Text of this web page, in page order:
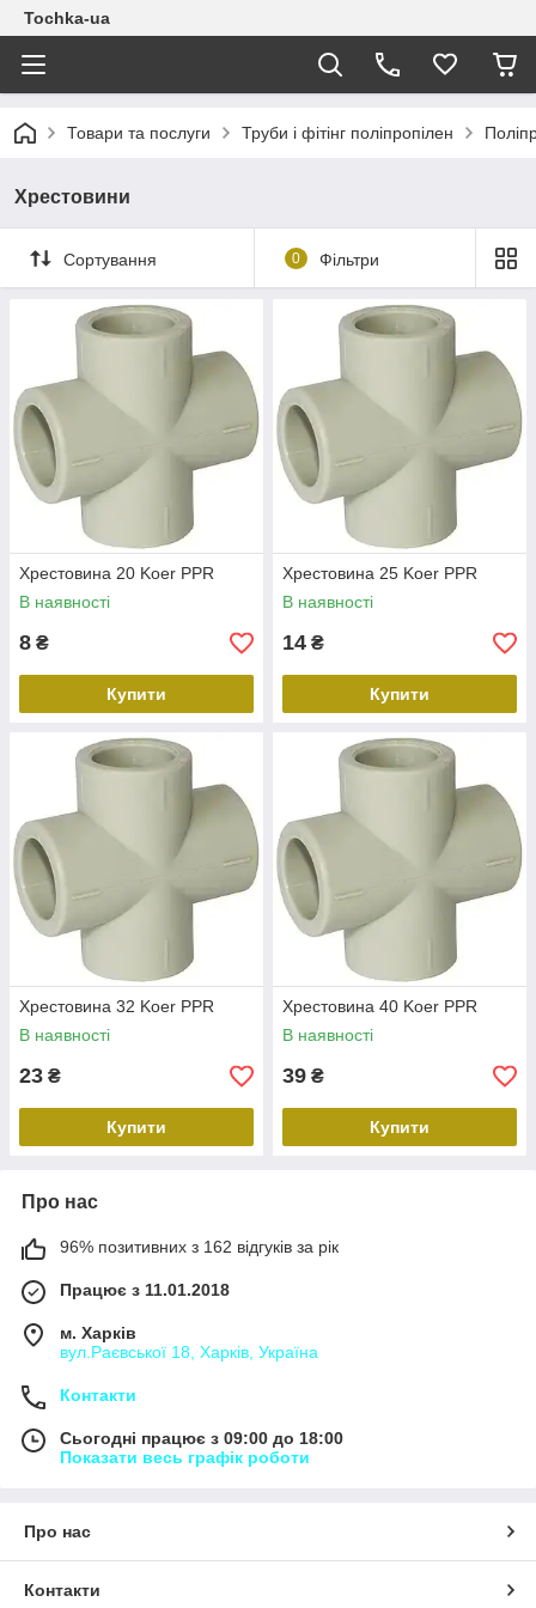
Tochka-ua
Товари та послуги Труби і фітінг поліпропілен
Хрестовини
Сортування 0 Фільтри
Хрестовина 20 Koer PPR
В наявності
8 ₴
Купити
Хрестовина 25 Koer PPR
В наявності
14 ₴
Купити
Хрестовина 32 Koer PPR
В наявності
23 ₴
Купити
Хрестовина 40 Koer PPR
В наявності
39 ₴
Купити
Про нас
96% позитивних з 162 відгуків за рік
Працює з 11.01.2018
м. Харків
вул.Раєвської 18, Харків, Україна
Контакти
Сьогодні працює з 09:00 до 18:00
Показати весь графік роботи
Про нас
Контакти